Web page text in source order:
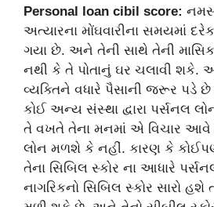
Personal loan cibil score:
અત્યારના મોંઘવારીના સમયમાં દરેક
ગયા છે. અને તેની સાથે તેની
નથી કે તે પોતાનું ઘર ચલાવી શકે.
વ્યક્તિને વધારે પૈસાની જરૂર પડે છે
કોઈ અન્ય સંસ્થા દ્વારા પર્સનલ
તે વખતે તેના મનમાં એ વિચાર
લોન મળશે કે નહીં. કારણ કે
તેના સિબિલ સ્કોર ના આધારે
નાગરિકનો સિબિલ સ્કોર સારો હશે